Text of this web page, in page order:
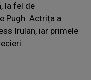
la fel de
Pugh. Actrița a
Irulan, iar primele